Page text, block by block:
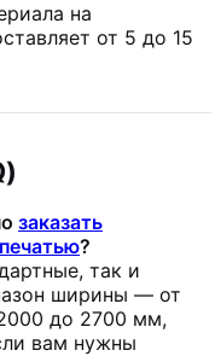
на
от 5 до 15
заказать
?
так и
ширины — от
до 2700 мм,
вам нужны